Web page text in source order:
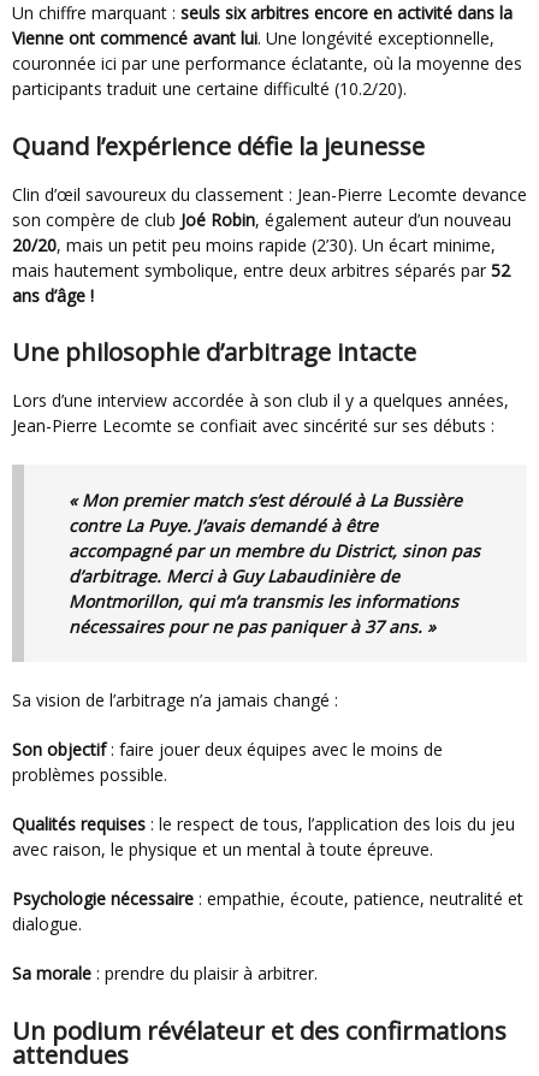
Un chiffre marquant : seuls six arbitres encore en activité dans la
Vienne ont commencé avant lui. Une longévité exceptionnelle,
couronnée ici par une performance éclatante, où la moyenne des
participants traduit une certaine difficulté (10.2/20).
Quand l’expérience défie la jeunesse
Clin d’œil savoureux du classement : Jean-Pierre Lecomte devance
son compère de club Joé Robin, également auteur d’un nouveau
20/20, mais un petit peu moins rapide (2’30). Un écart minime,
mais hautement symbolique, entre deux arbitres séparés par 52
ans d’âge !
Une philosophie d’arbitrage intacte
Lors d’une interview accordée à son club il y a quelques années,
Jean-Pierre Lecomte se confiait avec sincérité sur ses débuts :
« Mon premier match s’est déroulé à La Bussière
contre La Puye. J’avais demandé à être
accompagné par un membre du District, sinon pas
d’arbitrage. Merci à Guy Labaudinière de
Montmorillon, qui m’a transmis les informations
nécessaires pour ne pas paniquer à 37 ans. »
Sa vision de l’arbitrage n’a jamais changé :
Son objectif: faire jouer deux équipes avec le moins de
problèmes possible.
Qualités requises : le respect de tous, l’application des lois du jeu
avec raison, le physique et un mental à toute épreuve.
Psychologie nécessaire : empathie, écoute, patience, neutralité et
dialogue.
Sa morale : prendre du plaisir à arbitrer.
Un podium révélateur et des confirmations
attendues